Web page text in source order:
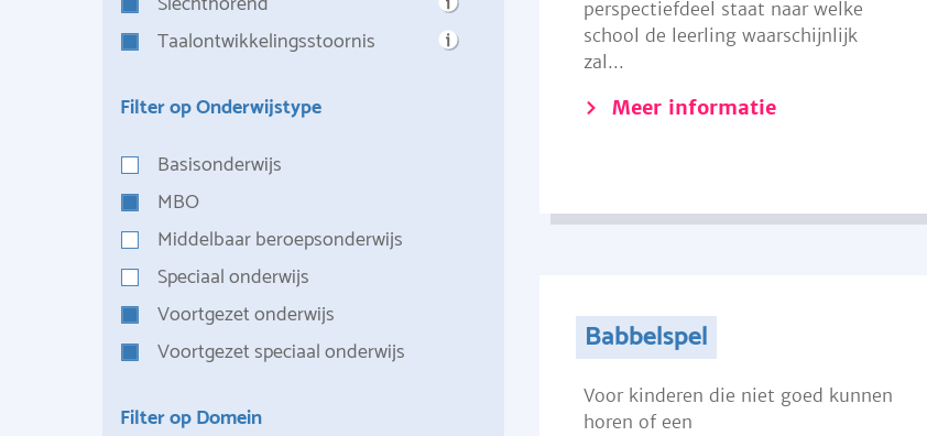
Taalontwikkelingsstoornis
Filter op Onderwijstype
Basisonderwijs
MBO
Middelbaar beroepsonderwijs
Speciaal onderwijs
Voortgezet onderwijs
Voortgezet speciaal onderwijs
Filter op Domein
perspectiefdeel staat naar welke
school de leerling waarschijnlijk
zal...
Meer informatie
Babbelspel
Voor kinderen die niet goed kunnen
horen of een